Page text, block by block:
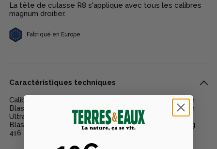
La tête de culasse R8 s'applique avec tous les calibres
magnum droitier.
Fabriqué en Europe
Caractéristiques techniques
Calibres : 257 Wby Mag, 270 Wby Mag, 270 WSM, 7 mm
Blaser Mag, 7 mm Rem Mag, 300 Blaser Mag, 300 Rem
Ultra Mag, 300 Win Mag, 300 Wby Mag, 300 WSM, 338
Blaser Mag, 338 Win Mag, 375 Blaser Mag, 375 HH Mag,
416 Rem Mag, 458 Lott.